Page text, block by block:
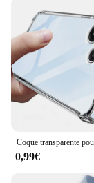
0,99€